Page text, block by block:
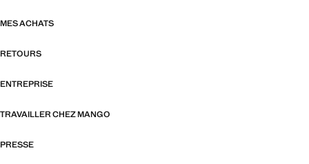
MES ACHATS
RETOURS
ENTREPRISE
TRAVAILLER CHEZ MANGO
PRESSE